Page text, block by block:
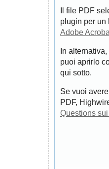
Il file PDF
plugin per un
Adobe
In
puoi aprirlo
qui sotto.
Se vuoi
PDF,
Questions